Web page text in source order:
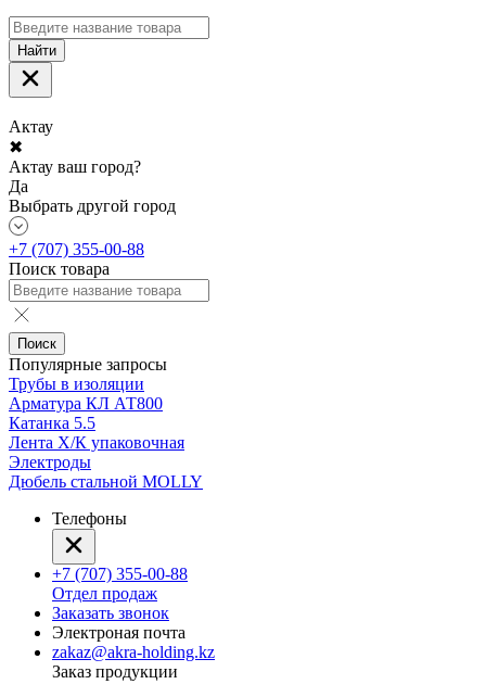
Найти
Актау
✖
Актау ваш город?
Да
Выбрать другой город
+7 (707) 355-00-88
Поиск товара
Поиск
Популярные запросы
Трубы в изоляции
Арматура КЛ АТ800
Катанка 5.5
Лента Х/К упаковочная
Электроды
Дюбель стальной MOLLY
Телефоны
+7 (707) 355-00-88
Отдел продаж
Заказать звонок
Электроная почта
zakaz@akra-holding.kz
Заказ продукции